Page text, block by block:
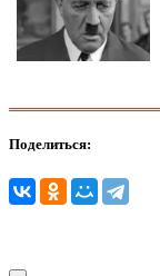
Поделиться: